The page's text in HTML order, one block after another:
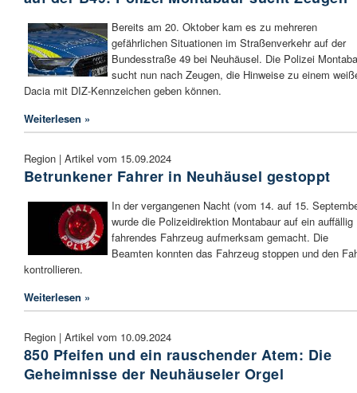
Bereits am 20. Oktober kam es zu mehreren
gefährlichen Situationen im Straßenverkehr auf der
Bundesstraße 49 bei Neuhäusel. Die Polizei
sucht nun nach Zeugen, die Hinweise zu einem
Dacia mit DIZ-Kennzeichen geben können.
Weiterlesen »
Region | Artikel vom 15.09.2024
Betrunkener Fahrer in Neuhäusel gestoppt
In der vergangenen Nacht (vom 14. auf 15.
wurde die Polizeidirektion Montabaur auf ein auffällig
fahrendes Fahrzeug aufmerksam gemacht. Die
Beamten konnten das Fahrzeug stoppen und den
kontrollieren.
Weiterlesen »
Region | Artikel vom 10.09.2024
850 Pfeifen und ein rauschender Atem: Die
Geheimnisse der Neuhäuseler Orgel